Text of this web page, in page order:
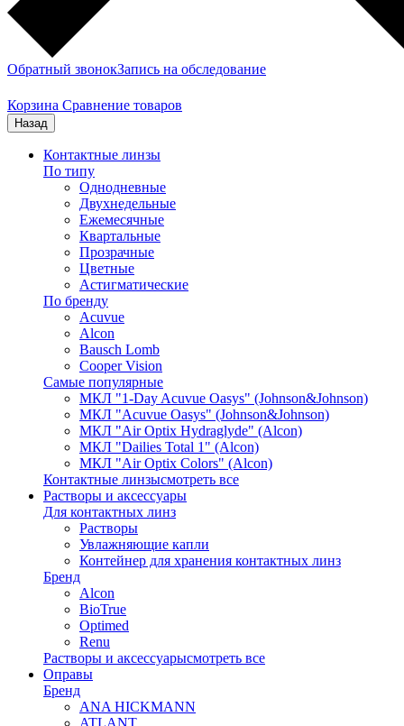
Обратный звонокЗапись на обследование
Корзина Сравнение товаров
Назад
Контактные линзы
По типу
Однодневные
Двухнедельные
Ежемесячные
Квартальные
Прозрачные
Цветные
Астигматические
По бренду
Acuvue
Alcon
Bausch Lomb
Cooper Vision
Самые популярные
МКЛ "1-Day Acuvue Oasys" (Johnson&Johnson)
МКЛ "Acuvue Oasys" (Johnson&Johnson)
МКЛ "Air Optix Hydraglyde" (Alcon)
МКЛ "Dailies Total 1" (Alcon)
МКЛ "Air Optix Colors" (Alcon)
Контактные линзысмотреть все
Растворы и аксессуары
Для контактных линз
Растворы
Увлажняющие капли
Контейнер для хранения контактных линз
Бренд
Alcon
BioTrue
Optimed
Renu
Растворы и аксессуарысмотреть все
Оправы
Бренд
ANA HICKMANN
ATLANT